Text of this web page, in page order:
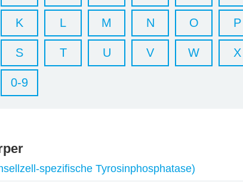
K L M N O P
S T U V W X
0-9
spezifische Tyrosinphosphatase)